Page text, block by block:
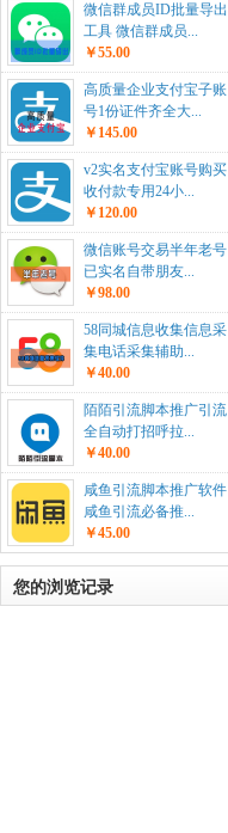
微信群成员ID批量导出
工具 微信群成员...
￥55.00
高质量企业支付宝子账
号1份证件齐全大...
￥145.00
v2实名支付宝账号购买
收付款专用24小...
￥120.00
微信账号交易半年老号
已实名自带朋友...
￥98.00
58同城信息收集信息采
集电话采集辅助...
￥40.00
陌陌引流脚本推广引流
全自动打招呼拉...
￥40.00
咸鱼引流脚本推广软件
咸鱼引流必备推...
￥45.00
您的浏览记录